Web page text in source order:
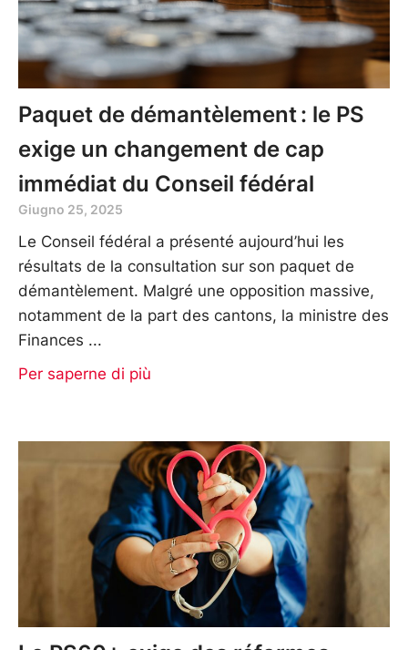
Paquet de démantèlement : le PS
exige un changement de cap
immédiat du Conseil fédéral
Giugno 25, 2025
Le Conseil fédéral a présenté aujourd’hui les
résultats de la consultation sur son paquet de
démantèlement. Malgré une opposition massive,
notamment de la part des cantons, la ministre des
Finances
Per saperne di più